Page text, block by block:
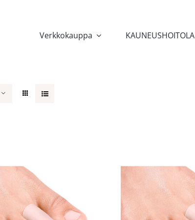
Verkkokauppa KAUNEUSHOITOLA